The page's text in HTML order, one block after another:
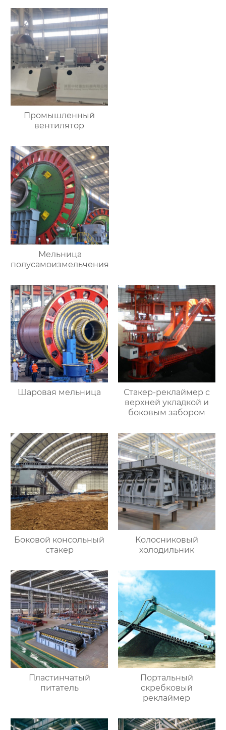
Промышленный
вентилятор
Мельница
полусамоизмельчения
Шаровая мельница
Стакер-реклаймер с
верхней укладкой и
боковым забором
Боковой консольный
стакер
Колосниковый
холодильник
Пластинчатый
питатель
Портальный
скребковый
реклаймер